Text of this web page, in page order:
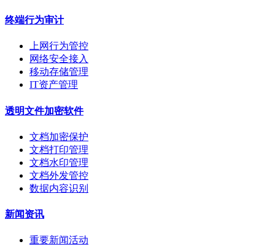
终端行为审计
上网行为管控
网络安全接入
移动存储管理
IT资产管理
透明文件加密软件
文档加密保护
文档打印管理
文档水印管理
文档外发管控
数据内容识别
新闻资讯
重要新闻活动